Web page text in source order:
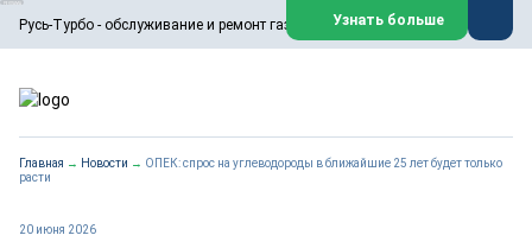
Русь-Турбо - обслуживание и ремонт газовых паровых турбин
ООО «Русь-Турбо» занимается сервисом газовых и паровых
турбин, комплексным ремонтом, восстановлением,
техническим обслуживанием оборудования ТЭС,
работают на нефтегазовых, нефтехимических,
металлургических и других предприятиях.
Реклама. ООО «Русь-Турбо», ИНН 7802588950
erid: F7NfYUJCUneVdwPs4znf
Узнать больше
Главная → Новости → ОПЕК: спрос на углеводороды в ближайшие 25 лет будет только
расти
20 июня 2026